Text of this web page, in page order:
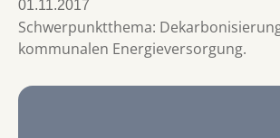
01.11.2017
Schwerpunktthema:
kommunalen Energieversorgung.